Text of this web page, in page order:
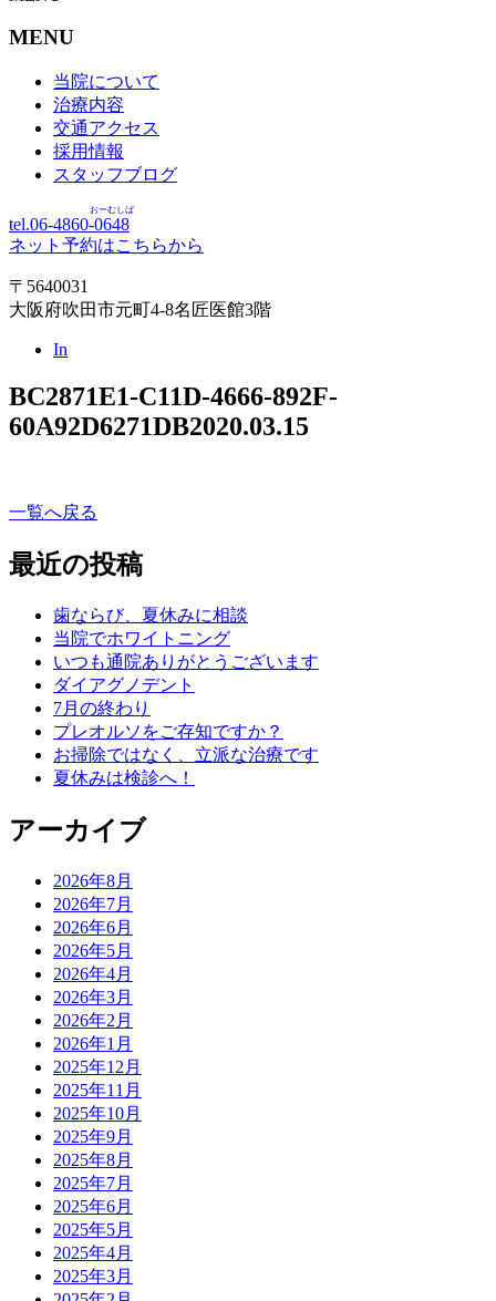
MENU
当院について
治療内容
交通アクセス
採用情報
スタッフブログ
tel.06-4860-0648
おーむしば
ネット予約はこちらから
〒5640031
大阪府吹田市元町4-8名匠医館3階
In
BC2871E1-C11D-4666-892F-
60A92D6271DB2020.03.15
一覧へ戻る
最近の投稿
歯ならび、夏休みに相談
当院でホワイトニング
いつも通院ありがとうございます
ダイアグノデント
7月の終わり
プレオルソをご存知ですか？
お掃除ではなく、立派な治療です
夏休みは検診へ！
アーカイブ
2026年8月
2026年7月
2026年6月
2026年5月
2026年4月
2026年3月
2026年2月
2026年1月
2025年12月
2025年11月
2025年10月
2025年9月
2025年8月
2025年7月
2025年6月
2025年5月
2025年4月
2025年3月